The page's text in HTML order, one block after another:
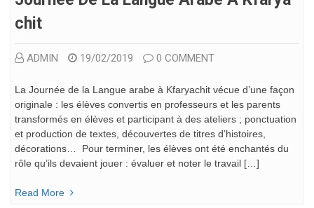
Chit
ADMIN 19/02/2019 0 COMMENT
La Journée de la Langue arabe à Kfaryachit vécue d’une façon
originale : les élèves convertis en professeurs et les parents
transformés en élèves et participant à des ateliers ; ponctuation
et production de textes, découvertes de titres d’histoires,
décorations… Pour terminer, les élèves ont été enchantés du
rôle qu’ils devaient jouer : évaluer et noter le travail […]
Read More